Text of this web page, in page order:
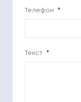
Телефон *
Текст *